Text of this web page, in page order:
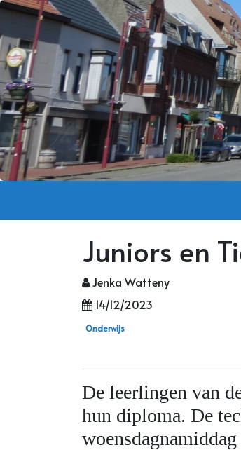
Juniors en
Jenka Watteny
14/12/2023
Onderwijs
De leerlingen van
hun diploma. De